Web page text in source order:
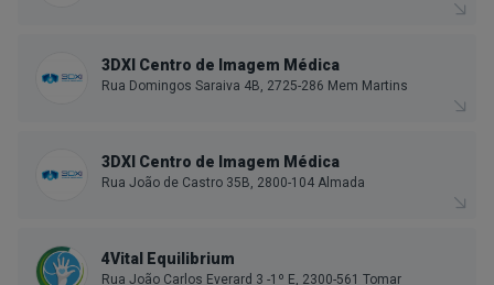
3DXI Centro de Imagem Médica
Rua Domingos Saraiva 4B, 2725-286 Mem Martins
3DXI Centro de Imagem Médica
Rua João de Castro 35B, 2800-104 Almada
4Vital Equilibrium
Rua João Carlos Everard 3 -1º E, 2300-561 Tomar